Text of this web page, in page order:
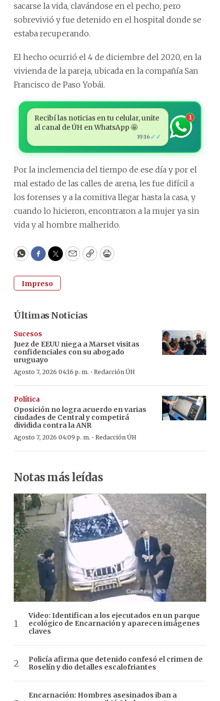
sacarse la vida, clavándose en el pecho, pero
sobrevivió y fue detenido en el hospital donde se
estaba recuperando.
El hecho ocurrió el 4 de diciembre del 2020, en la
vivienda de la pareja, ubicada en la compañía San
Francisco de Paso Yobái.
Recibí las noticias en tu celular, unite
al canal de ÚH en WhatsApp 🤩
19:16 ✓✓
1
Por la inclemencia del tiempo de ese día y por el
mal estado de las calles de arena, les fue difícil a
los forenses y a la comitiva llegar hasta la casa, y
cuando lo hicieron, encontraron a la mujer ya sin
vida y al hombre malherido.
WhatsApp
Facebook
Twitter
EmailCopyPrint
Impreso
Últimas Noticias
Sucesos
Juez de EEUU niega a Marset visitas
confidenciales con su abogado
uruguayo
Agosto 7, 2026 04:16 p. m. · Redacción ÚH
Política
Oposición no logra acuerdo en varias
ciudades de Central y competirá
dividida contra la ANR
Agosto 7, 2026 04:09 p. m. · Redacción ÚH
Notas más leídas
Video: Identifican a los ejecutados en un parque
ecológico de Encarnación y aparecen imágenes
claves
Policía afirma que detenido confesó el crimen de
Roselín y dio detalles escalofriantes
Encarnación: Hombres asesinados iban a